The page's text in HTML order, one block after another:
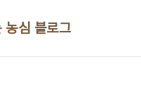
심 블로그